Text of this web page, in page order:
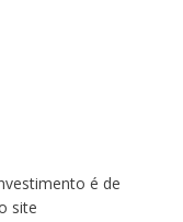
é de
site